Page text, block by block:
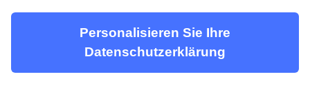
Personalisieren Sie Ihre
Datenschutzerklärung